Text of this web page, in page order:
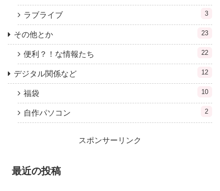
ラブライブ 3
その他とか 23
便利？！な情報たち 22
デジタル関係など 12
福袋 10
自作パソコン 2
スポンサーリンク
最近の投稿